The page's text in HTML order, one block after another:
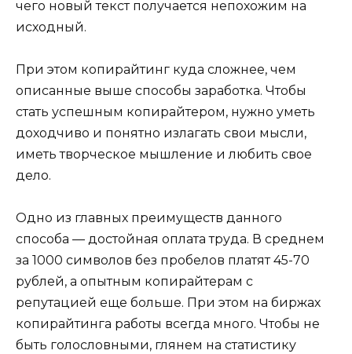
чего новый текст получается непохожим на
исходный.
При этом копирайтинг куда сложнее, чем
описанные выше способы заработка. Чтобы
стать успешным копирайтером, нужно уметь
доходчиво и понятно излагать свои мысли,
иметь творческое мышление и любить свое
дело.
Одно из главных преимуществ данного
способа — достойная оплата труда. В среднем
за 1000 символов без пробелов платят 45-70
рублей, а опытным копирайтерам с
репутацией еще больше. При этом на биржах
копирайтинга работы всегда много. Чтобы не
быть голословными, глянем на статистику